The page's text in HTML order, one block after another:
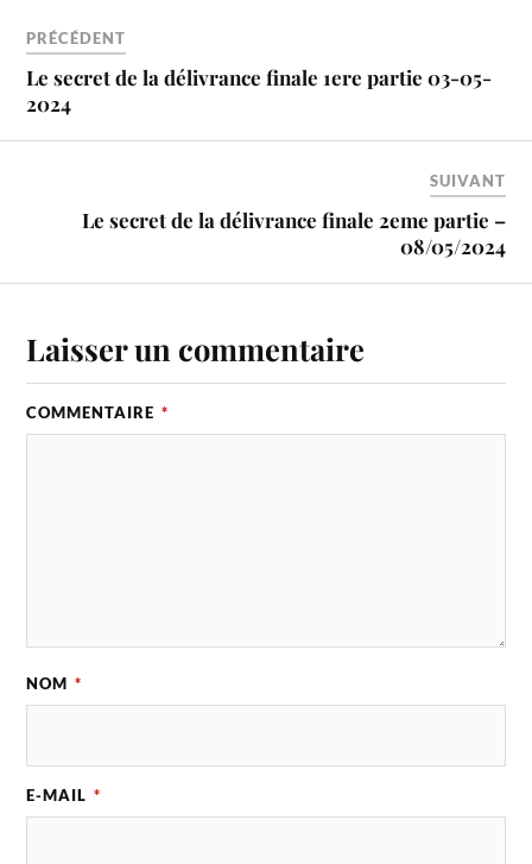
PRÉCÉDENT
Le secret de la délivrance finale 1ere partie 03-05-
2024
SUIVANT
Le secret de la délivrance finale 2eme partie –
08/05/2024
Laisser un commentaire
COMMENTAIRE *
NOM *
E-MAIL *